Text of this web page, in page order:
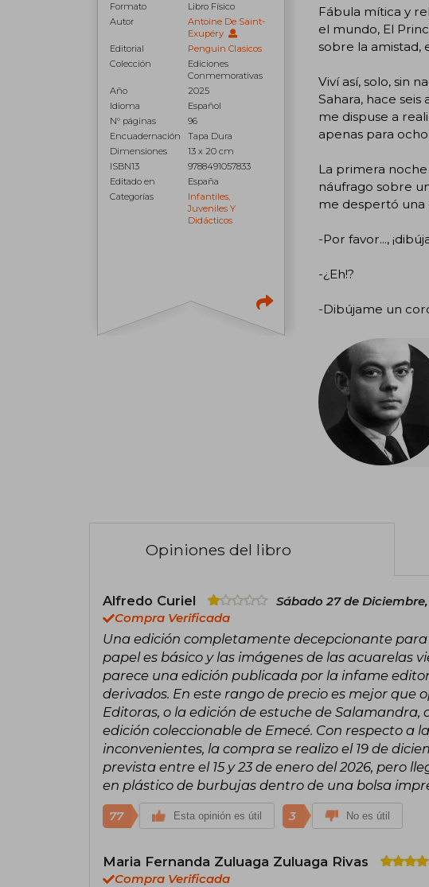
Formato
Libro Físico
Autor
Antoine De Saint-
Exupéry
Editorial
Penguin Clasicos
Colección
Ediciones
Conmemorativas
Año
2025
Idioma
Español
N° páginas
96
Encuadernación
Tapa Dura
Dimensiones
13 x 20 cm
ISBN13
9788491057833
Editado en
España
Categorías
Infantiles,
Juveniles Y
Didácticos
Fábula mítica y
el mundo, El
sobre la amistad,
Viví así, solo, sin
Sahara, hace
me dispuse a
apenas para ocho
La primera
náufrago sobre
me despertó una
-Por favor...,
-¿Eh!?
-Dibújame un
Opiniones del libro
Alfredo Curiel
Sábado 27 de
Compra Verificada
Una edición completamente decepcionante
papel es básico y las imágenes de las acuarelas
parece una edición publicada por la infame
derivados. En este rango de precio es mejor que
Editoras, o la edición de estuche de
edición coleccionable de Emecé. Con respecto a
inconvenientes, la compra se realizo el 19 de
prevista entre el 15 y 23 de enero del 2026, pero
en plástico de burbujas dentro de una bolsa
77 Esta opinión es útil 3 No es útil
Maria Fernanda Zuluaga Zuluaga Rivas
Compra Verificada